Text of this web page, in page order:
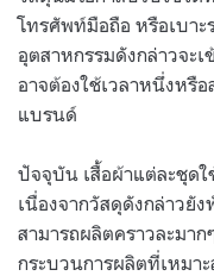
โทรศัพท์มือถือ หรือเบา
อุตสาหกรรมดังกล่าวจะ
อาจต้องใช้เวลาหนึ่งหรื
แบรนด์
ปัจจุบัน เสื้อผ้าแต่ละชุดใ
เนื่องจากวัสดุดังกล่าวยั
สามารถผลิตคราวละมา
กระบวนการผลิตที่เหมา